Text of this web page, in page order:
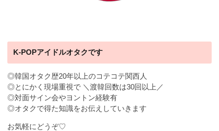
K-POPアイドルオタクです
◎韓国オタク歴20年以上のコテコテ関西人
◎とにかく現場重視で ＼渡韓回数は30回以上／
◎対面サイン会やヨントン経験有
◎オタクで得た知識をお伝えしていきます
お気軽にどうぞ♡